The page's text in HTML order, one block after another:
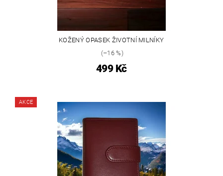
KOŽENÝ OPASEK ŽIVOTNÍ MILNÍKY
(–16 %)
499 Kč
AKCE